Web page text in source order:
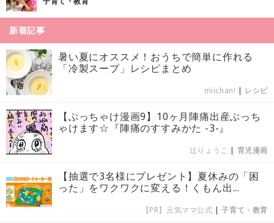
新着記事
暑い夏にオススメ！おうちで簡単に作れる
「冷製スープ」レシピまとめ
miichan! | レシピ
【ぶっちゃけ漫画9】10ヶ月陣痛出産ぶっち
ゃけます☆『陣痛のすすみかた -3-』
辻りょうこ | 育児漫画
【抽選で3名様にプレゼント】夏休みの「困
った」をワクワクに変える！くもん出...
【PR】元気ママ公式 |子育て・教育